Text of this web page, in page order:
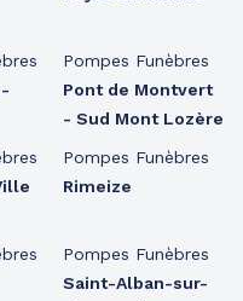
Pompes Funèbres
Pont de Montvert
- Sud Mont Lozère
Pompes Funèbres
Rimeize
Pompes Funèbres
Saint-Alban-sur-